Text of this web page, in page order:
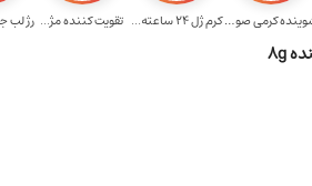
شوینده کرمی صور...کرم ژل ۲۴ ساعته... تقویت‌ کننده مژ... رژ لب